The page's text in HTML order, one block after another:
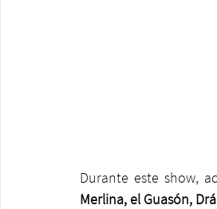
Durante este show,
Merlina, el Guasón,